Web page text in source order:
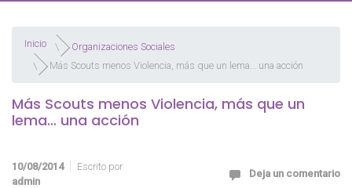
Inicio
Organizaciones Sociales
Más Scouts menos Violencia, más que un lema… una acción
Más Scouts menos Violencia, más que un
lema… una acción
10/08/2014
Escrito por
admin
Deja un comentario